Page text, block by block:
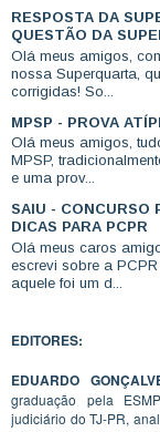
RESPOSTA DA
QUESTÃO DA
Olá meus amigos,
nossa Superquarta,
corrigidas! So...
MPSP - PROVA
Olá meus amigos,
MPSP,
e uma prov...
SAIU - CONCURSO
DICAS PARA PCPR
Olá meus caros
escrevi sobre a
aquele foi um d...
EDITORES:
EDUARDO
graduação pela
judiciário do TJ-PR,